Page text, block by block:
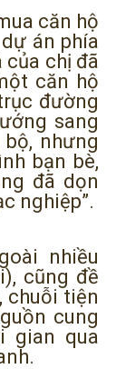
căn hộ
án phía
của chị đã
căn hộ
đường
sang
nhưng
bạn bè,
đã dọn
nghiệp”.
nhiều
cũng đề
chuỗi tiện
cung
gian qua